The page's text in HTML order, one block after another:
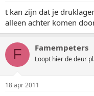
t kan zijn dat je
alleen achter komen
F Famempeters
Loopt hier de deur
18 apr 2011